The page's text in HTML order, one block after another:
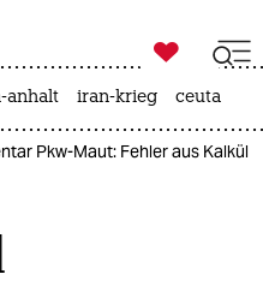

taz zahl ich
anhalt iran-krieg ceuta
Pkw-Maut: Fehler aus Kalkül